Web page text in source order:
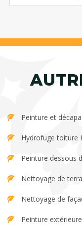
Peinture et
Hydrofuge toiture
Peinture dessous
Nettoyage de
Nettoyage de
Peinture